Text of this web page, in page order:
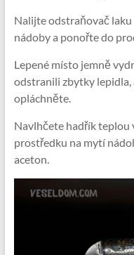
Nalijte odstraňovač
nádoby a ponořte do
Lepené místo jemně
odstranili zbytky
opláchněte.
Navlhčete hadřík teplou
prostředku na mytí
aceton.